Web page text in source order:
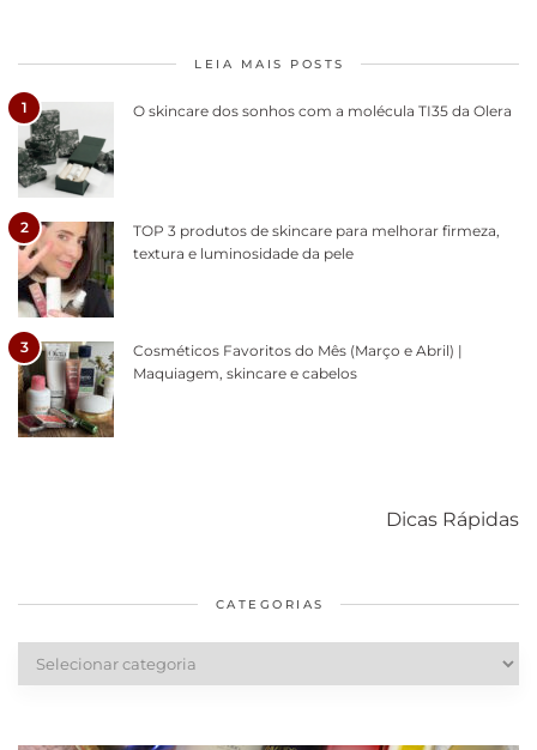
LEIA MAIS POSTS
1 O skincare dos sonhos com a molécula TI35 da Olera
2
TOP 3 produtos de skincare para melhorar firmeza,
textura e luminosidade da pele
3
Cosméticos Favoritos do Mês (Março e Abril) |
Maquiagem, skincare e cabelos
Dicas Rápidas
diários
cabelos
CATEGORIAS
Categorias